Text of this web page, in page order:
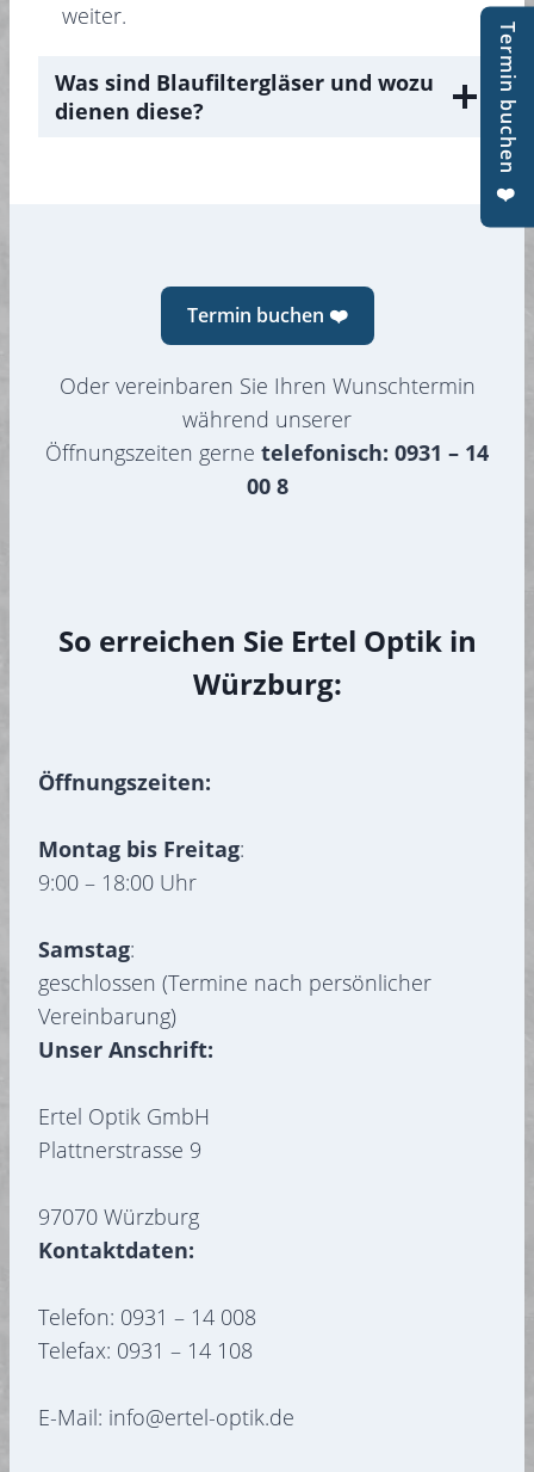
Termin buchen ❤️
weiter.
Was sind Blaufiltergläser und wozu
dienen diese?
Termin buchen ❤️
Oder vereinbaren Sie Ihren Wunschtermin
während unserer
Öffnungszeiten gerne telefonisch: 0931 – 14
00 8
So erreichen Sie Ertel Optik in
Würzburg:
Öffnungszeiten:
Montag bis Freitag:
9:00 – 18:00 Uhr
Samstag:
geschlossen (Termine nach persönlicher
Vereinbarung)
Unser Anschrift:
Ertel Optik GmbH
Plattnerstrasse 9
97070 Würzburg
Kontaktdaten:
Telefon: 0931 – 14 008
Telefax: 0931 – 14 108
E-Mail: info@ertel-optik.de